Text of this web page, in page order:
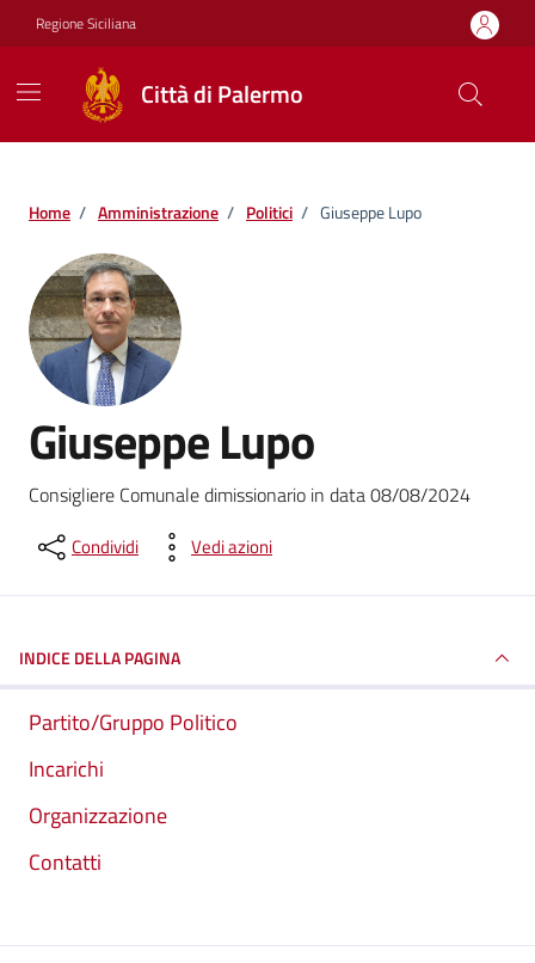
Vai ai contenuti
Vai al footer
Regione Siciliana
Città di Palermo
Home / Amministrazione / Politici / Giuseppe Lupo
Giuseppe Lupo
Consigliere Comunale dimissionario in data 08/08/2024
Condividi Vedi azioni
INDICE DELLA PAGINA
Partito/Gruppo Politico
Incarichi
Organizzazione
Contatti